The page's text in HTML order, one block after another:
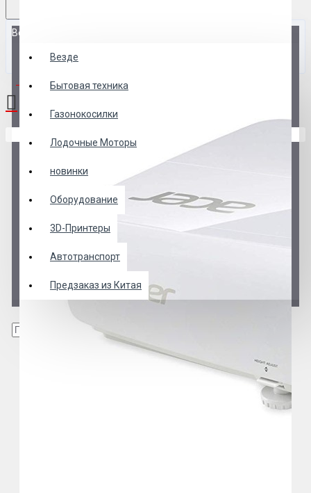
Везде
Везде
Бытовая техника
Газонокосилки
Лодочные Моторы
новинки
Оборудование
3D-Принтеры
Автотранспорт
Предзаказ из Китая
0 товар(ов) - 0 р.